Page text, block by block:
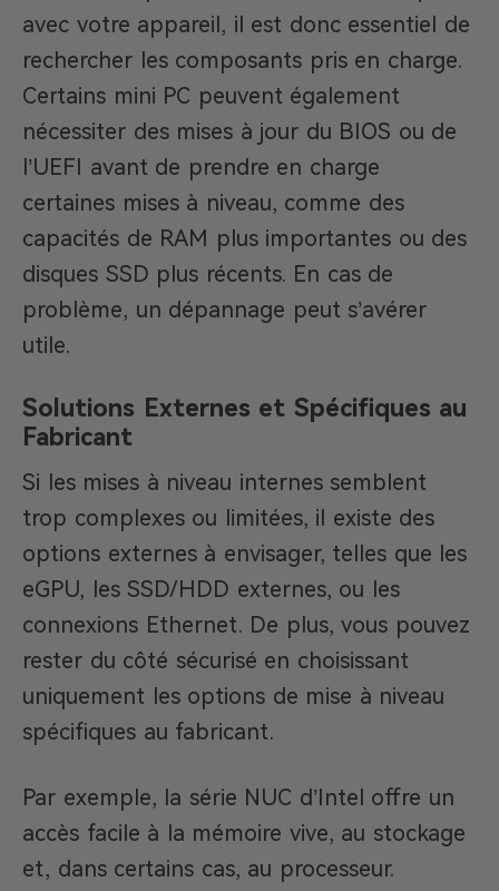
avec votre appareil, il est donc essentiel de
rechercher les composants pris en charge.
Certains mini PC peuvent également
nécessiter des mises à jour du BIOS ou de
l’UEFI avant de prendre en charge
certaines mises à niveau, comme des
capacités de RAM plus importantes ou des
disques SSD plus récents. En cas de
problème, un dépannage peut s’avérer
utile.
Solutions Externes et Spécifiques au
Fabricant
Si les mises à niveau internes semblent
trop complexes ou limitées, il existe des
options externes à envisager, telles que les
eGPU, les SSD/HDD externes, ou les
connexions Ethernet. De plus, vous pouvez
rester du côté sécurisé en choisissant
uniquement les options de mise à niveau
spécifiques au fabricant.
Par exemple, la série NUC d’Intel offre un
accès facile à la mémoire vive, au stockage
et, dans certains cas, au processeur.